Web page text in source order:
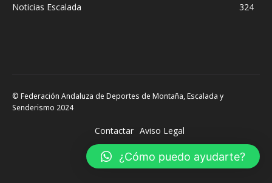
Noticias Escalada
324
© Federación Andaluza de Deportes de Montaña, Escalada y
Senderismo 2024
Contactar Aviso Legal
¿Cómo puedo ayudarte?